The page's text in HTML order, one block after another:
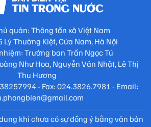
quản: Thông tấn xã Việt Nam
Lý Thường Kiệt, Cửa Nam, Hà Nội
Trưởng ban Trần Ngọc Tú
Như Hoa, Nguyễn Văn Nhật, Lê Thị
Thu Hương
- Fax: 024.3826.7981 - Email:
khi chưa có sự đồng ý bằng văn bản